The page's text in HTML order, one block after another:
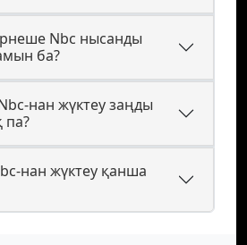
Nbc нысанды
ба?
нан жүктеу заңды
па?
нан жүктеу қанша